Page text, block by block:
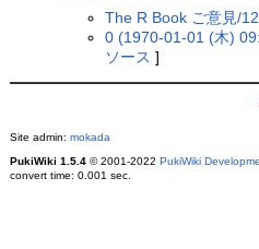
The R Book ご意見/
0 (1970-01-01 (木)
ソース ]
Site admin: mokada
PukiWiki 1.5.4© 2001-2022 PukiWiki
convert time: 0.001 sec.